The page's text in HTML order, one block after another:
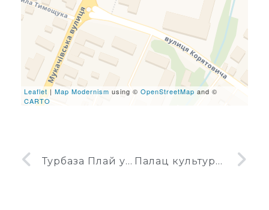
Leaflet | Map Modernism using © OpenStreetMap and ©
CARTO
Турбаза Плай у Воловці Палац культури геологів у Береговому